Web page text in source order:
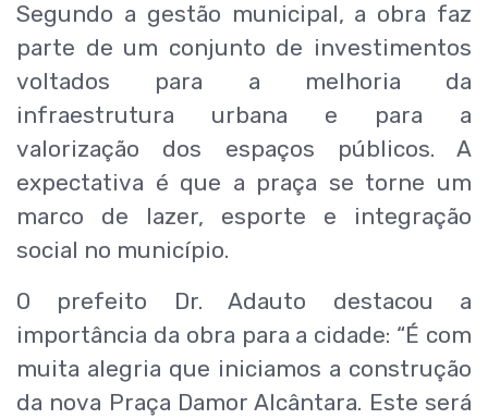
Segundo a gestão municipal, a obra faz
parte de um conjunto de investimentos
voltados para a melhoria da
infraestrutura urbana e para a
valorização dos espaços públicos. A
expectativa é que a praça se torne um
marco de lazer, esporte e integração
social no município.
O prefeito Dr. Adauto destacou a
importância da obra para a cidade: “É com
muita alegria que iniciamos a construção
da nova Praça Damor Alcântara. Este será